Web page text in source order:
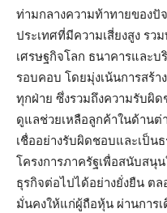
ท่ามกลางความท้าทายของปั
ประเทศที่มีความเสี่ยงสูง รว
เศรษฐกิจโลก ธนาคารและ
รอบคอบ โดยมุ่งเน้นการสร้
ทุกฝ่าย ซึ่งรวมถึงความรับผิ
ดูแลช่วยเหลือลูกค้าในด้านต่
เชื่ออย่างรับผิดชอบและเป็น
โครงการภาครัฐเพื่อสนับสนุ
ธุรกิจต่อไปได้อย่างยั่งยืน ต
มั่นคงให้แก่ผู้ถือหุ้น ผ่านการ